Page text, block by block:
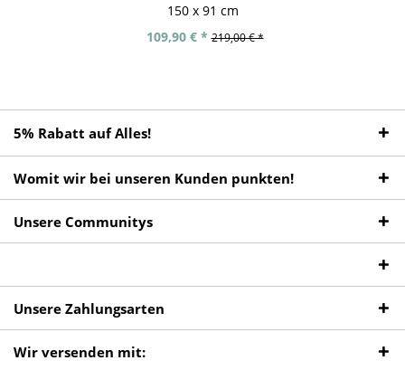
150 x 91 cm
109,90 € * 219,00 € *
5% Rabatt auf Alles!
Womit wir bei unseren Kunden punkten!
Unsere Communitys
Unsere Zahlungsarten
Wir versenden mit: